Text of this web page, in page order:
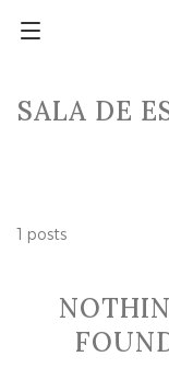
SALA DE
1 posts